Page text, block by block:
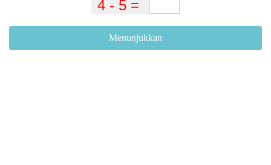
Menunjukkan